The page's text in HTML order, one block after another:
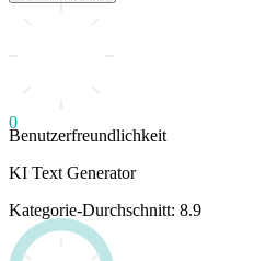
0
Benutzerfreundlichkeit
KI Text Generator
Kategorie-Durchschnitt: 8.9